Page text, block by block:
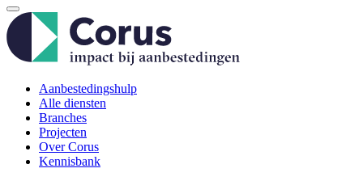
Aanbestedingshulp
Alle diensten
Branches
Projecten
Over Corus
Kennisbank